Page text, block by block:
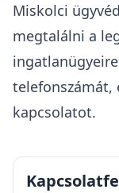
Miskolci
megtalálni a
telefonszámát,
kapcsolatot.